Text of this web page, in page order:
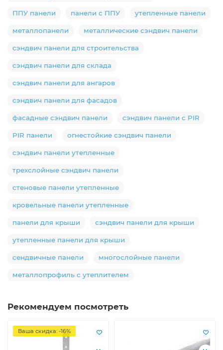
ППУ панели панели с ППУ утепленные панели
металлопанели металлические сэндвич панели
сэндвич панели для строительства
сэндвич панели для склада
сэндвич панели для ангаров
сэндвич панели для фасадов
фасадные сэндвич панели сэндвич панели с PIR
PIR панели огнестойкие сэндвич панели
сэндвич панели утепленные
трехслойные сэндвич панели
стеновые панели утепленные
кровельные панели утепленные
панели для крыши сэндвич панели для крыши
утепленные панели для крыши
сендвичные панели многослойные панели
металлопрофиль с утеплителем
Рекомендуем посмотреть
Ваша скидка: -16%